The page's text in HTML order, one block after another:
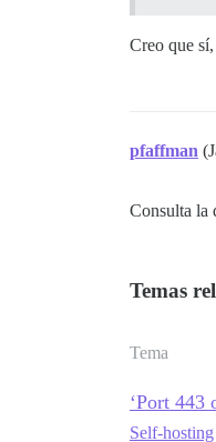
Creo que
pfaffman
Consulta la
Temas
Tema
‘Port 443
Self-hosting